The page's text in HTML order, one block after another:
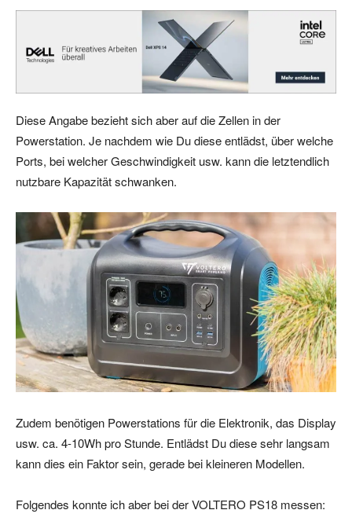
Diese Angabe bezieht sich aber auf die Zellen in der
Powerstation. Je nachdem wie Du diese entlädst, über welche
Ports, bei welcher Geschwindigkeit usw. kann die letztendlich
nutzbare Kapazität schwanken.
Zudem benötigen Powerstations für die Elektronik, das Display
usw. ca. 4-10Wh pro Stunde. Entlädst Du diese sehr langsam
kann dies ein Faktor sein, gerade bei kleineren Modellen.
Folgendes konnte ich aber bei der VOLTERO PS18 messen: